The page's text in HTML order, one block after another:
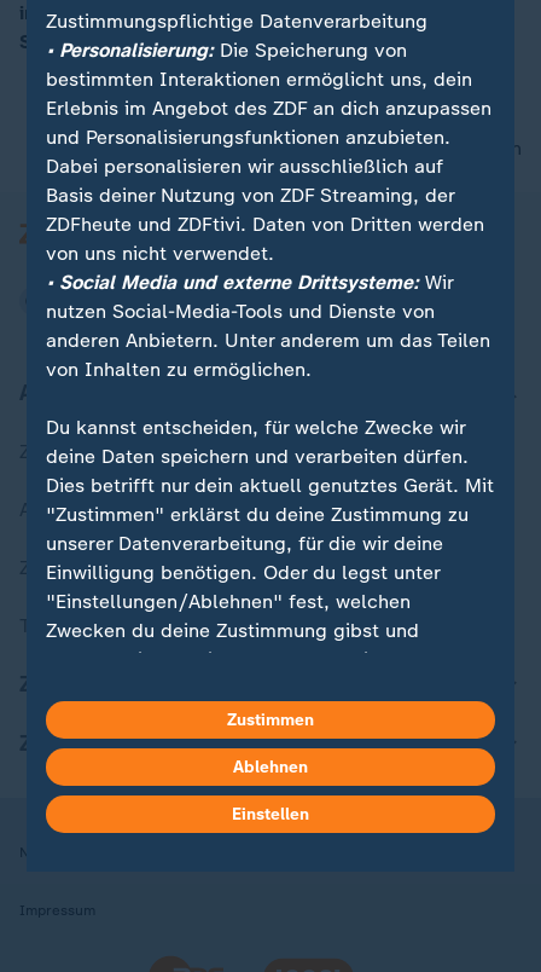
00:10
in Peking festgehalten. ZDF-Korrespondentin Stefanie
Schöneborn berichtet.
nach oben
Zuletzt veröffentlicht
Aktuelle Sendungs-Videos
ZDFheute Stories
Themen im Überblick
ZDFheute Apps
Nutzungsbedingungen
Impressum
Zustimmungspflichtige Datenverarbeitung
• Personalisierung:Die Speicherung von
bestimmten Interaktionen ermöglicht uns, dein
Erlebnis im Angebot des ZDF an dich anzupassen
und Personalisierungsfunktionen anzubieten.
Dabei personalisieren wir ausschließlich auf
Basis deiner Nutzung von ZDF Streaming, der
ZDFheute und ZDFtivi. Daten von Dritten werden
von uns nicht verwendet.
• Social Media und externe Drittsysteme:Wir
nutzen Social-Media-Tools und Dienste von
anderen Anbietern. Unter anderem um das Teilen
von Inhalten zu ermöglichen.
Du kannst entscheiden, für welche Zwecke wir
deine Daten speichern und verarbeiten dürfen.
Dies betrifft nur dein aktuell genutztes Gerät. Mit
"Zustimmen" erklärst du deine Zustimmung zu
unserer Datenverarbeitung, für die wir deine
Einwilligung benötigen. Oder du legst unter
"Einstellungen/Ablehnen" fest, welchen
Zwecken du deine Zustimmung gibst und
welchen nicht. Deine Datenschutzeinstellungen
in deinen Einstellungen widerrufen oder ändern.
Hier findest du das Impressum.
Weitere Informationen findest du in unserer
Datenschutzerklärung.
Zustimmen
Ablehnen
Einstellen